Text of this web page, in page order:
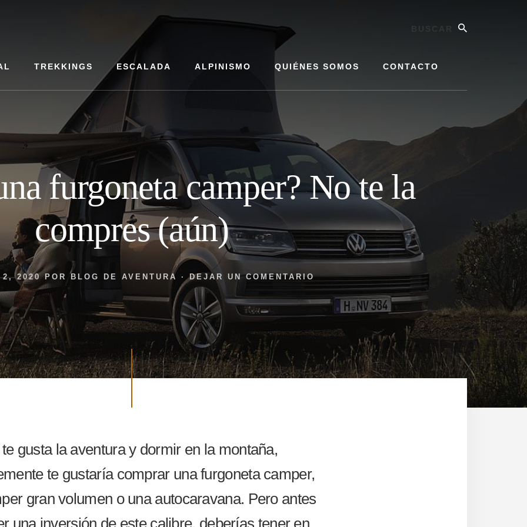
TREKKINGS ESCALADA ALPINISMO QUIÉNES SOMOS CONTACTO
furgoneta camper? No te la
compres (aún)
2, 2020PORBLOG DE AVENTURA ·DEJAR UN COMENTARIO
gusta la aventura y dormir en la montaña,
te gustaría comprar una furgoneta camper,
gran volumen o una autocaravana. Pero antes
una inversión de este calibre, deberías tener en